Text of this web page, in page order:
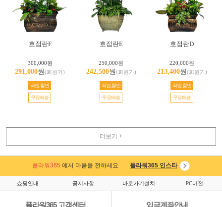
호접란F
300,000원
291,000원(회원가)
적립,할인
무료배송
호접란E
250,000원
242,500원(회원가)
적립,할인
무료배송
호접란D
220,000원
213,400원(회원가)
적립,할인
무료배송
더보기 +
플라워365 에서 마음을 전하세요 플라워365 인스타
쇼핑안내 공지사항 바로가기설치 PC버전
플라워365 고객센터 입금계좌안내